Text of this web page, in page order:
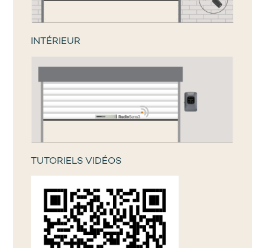
INTÉRIEUR
TUTORIELS VIDÉOS